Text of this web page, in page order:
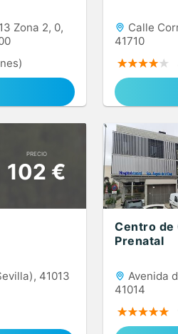
Zona 2, 0,
Calle
41710
PRECIO
102 €
41013
Centro de
Prenatal
Avenida
41014